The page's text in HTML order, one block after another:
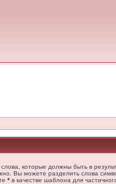
слова, которые должны быть в
Вы можете разделить слова
* в качестве шаблона для